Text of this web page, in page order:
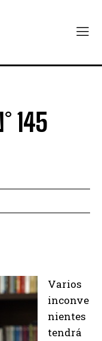
145
Varios
inconve
nientes
tendrá